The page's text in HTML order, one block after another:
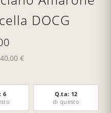
DOCG
€
6
Q.ta: 12
di questo